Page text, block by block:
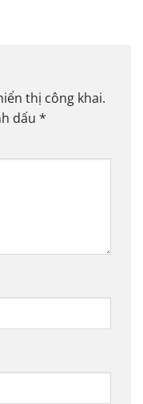
thị công khai.
dấu *